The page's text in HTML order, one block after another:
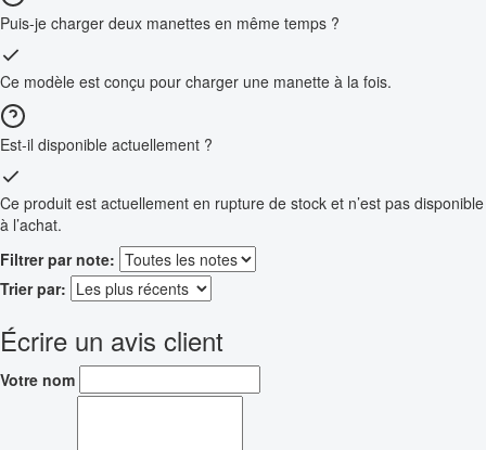
Puis-je charger deux manettes en même temps ?
Ce modèle est conçu pour charger une manette à la fois.
Est-il disponible actuellement ?
Ce produit est actuellement en rupture de stock et n’est pas disponible
à l’achat.
Filtrer par note:
Trier par:
Écrire un avis client
Votre nom